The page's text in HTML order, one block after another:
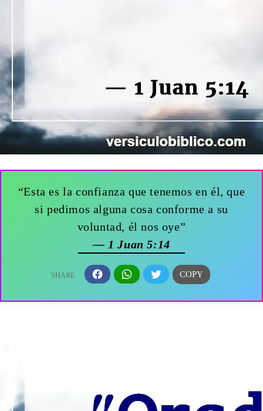
“Esta es la confianza que tenemos en él, que
si pedimos alguna cosa conforme a su
voluntad, él nos oye”
— 1 Juan 5:14